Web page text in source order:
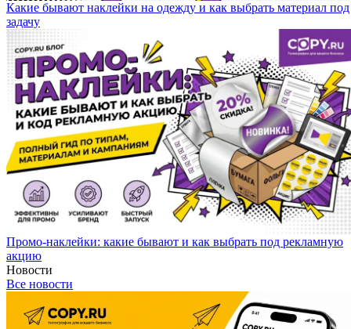
Какие бывают наклейки на одежду и как выбрать материал под
задачу
Промо-наклейки: какие бывают и как выбрать под рекламную
акцию
Новости
Все новости